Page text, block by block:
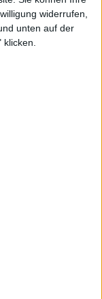
widerrufen,
unten auf der
klicken.